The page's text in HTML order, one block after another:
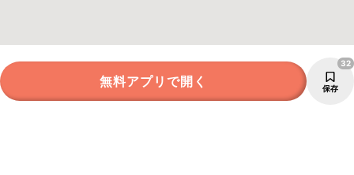
無料アプリで開く 保存
32